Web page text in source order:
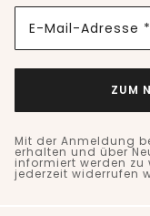
E-Mail-Adresse *
ZUM
Mit der Anmeldung
erhalten und über
informiert werden zu
jederzeit widerrufen